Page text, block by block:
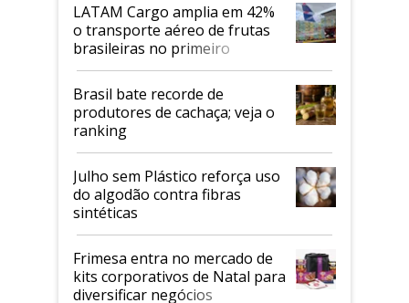
LATAM Cargo amplia em 42%
o transporte aéreo de frutas
brasileiras no primeiro
semestre
Brasil bate recorde de
produtores de cachaça; veja o
ranking
Julho sem Plástico reforça uso
do algodão contra fibras
sintéticas
Frimesa entra no mercado de
kits corporativos de Natal para
diversificar negócios